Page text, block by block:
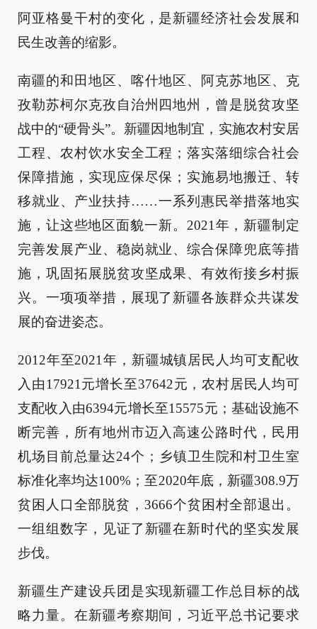
阿亚格曼干村的变化，是新疆经济社会发展和
民生改善的缩影。
南疆的和田地区、喀什地区、阿克苏地区、克
孜勒苏柯尔克孜自治州四地州，曾是脱贫攻坚
战中的“硬骨头”。新疆因地制宜，实施农村安居
工程、农村饮水安全工程；落实落细综合社会
保障措施，实现应保尽保；实施易地搬迁、转
移就业、产业扶持……一系列惠民举措落地实
施，让这些地区面貌一新。2021年，新疆制定
完善发展产业、稳岗就业、综合保障兜底等措
施，巩固拓展脱贫攻坚成果、有效衔接乡村振
兴。一项项举措，展现了新疆各族群众共谋发
展的奋进姿态。
2012年至2021年，新疆城镇居民人均可支配收
入由17921元增长至37642元，农村居民人均可
支配收入由6394元增长至15575元；基础设施不
断完善，所有地州市迈入高速公路时代，民用
机场目前总量达24个；乡镇卫生院和村卫生室
标准化率均达100%；至2020年底，新疆308.9万
贫困人口全部脱贫，3666个贫困村全部退出。
一组组数字，见证了新疆在新时代的坚实发展
步伐。
新疆生产建设兵团是实现新疆工作总目标的战
略力量。在新疆考察期间，习近平总书记要求